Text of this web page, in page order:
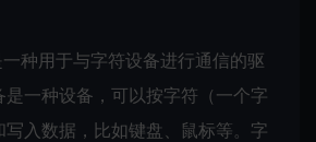
种用于与字符设备进行通信的驱
一种设备，可以按字符（一个字
入数据，比如键盘、鼠标等。字